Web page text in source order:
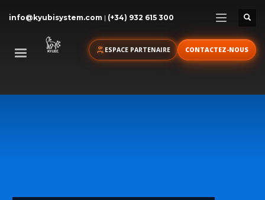
info@kyubisystem.com | (+34) 932 615 300
ESPACE PARTENAIRE CONTACTEZ-NOUS